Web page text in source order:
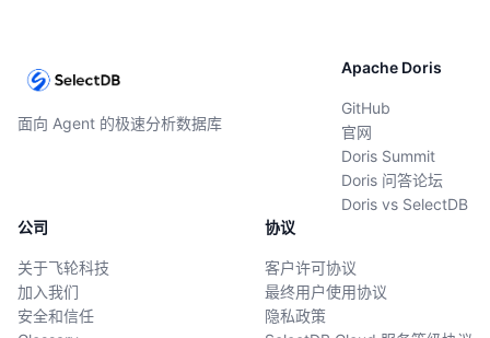
面向 Agent 的极速分析数据库
Apache Doris
GitHub
官网
Doris Summit
Doris 问答论坛
Doris vs SelectDB
公司
关于飞轮科技
加入我们
安全和信任
协议
客户许可协议
最终用户使用协议
隐私政策